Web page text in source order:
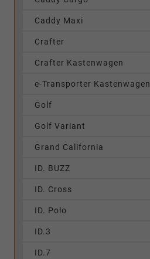
Caddy Maxi
Crafter
Crafter Kastenwagen
e-Transporter Kastenwagen
Golf
Golf Variant
Grand California
ID. BUZZ
ID. Cross
ID. Polo
ID.3
ID.7